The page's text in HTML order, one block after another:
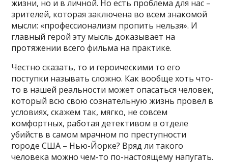
жизни, но и в личной. Но есть проблема для нас –
зрителей, которая заключена во всем знакомой
мысли: «профессионализм пропить нельзя». И
главный герой эту мысль доказывает на
протяжении всего фильма на практике.
Честно сказать, то и героическими то его
поступки называть сложно. Как вообще хоть что-
то в нашей реальности может опасаться человек,
который всю свою сознательную жизнь провел в
условиях, скажем так, мягко, не совсем
комфортных, работая детективом в отделе
убийств в самом мрачном по преступности
городе США – Нью-Йорке? Вряд ли такого
человека можно чем-то по-настоящему напугать.